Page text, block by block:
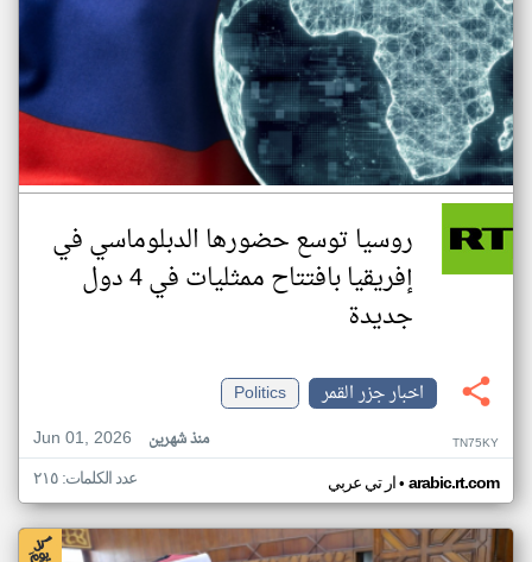
روسيا توسع حضورها الدبلوماسي في
إفريقيا بافتتاح ممثليات في 4 دول
جديدة
اخبار جزر القمر
Politics
Jun 01, 2026
منذ شهرين TN75KY
ار تي عربي• arabic.rt.com عدد الكلمات: ٢١٥